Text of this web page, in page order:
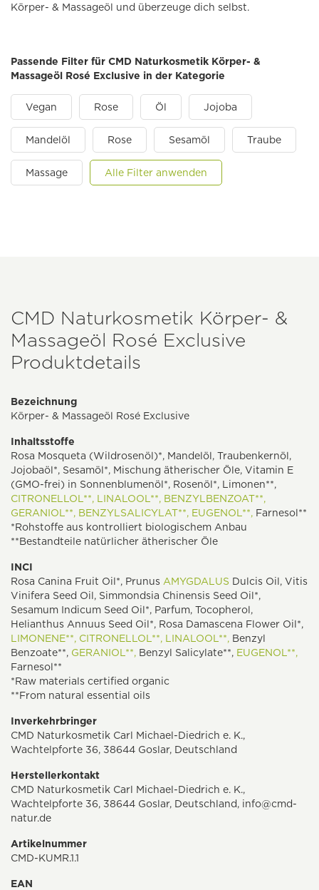
Körper- & Massageöl und überzeuge dich selbst.
Passende Filter für CMD Naturkosmetik Körper- &
Massageöl Rosé Exclusive in der Kategorie
Vegan Rose Öl Jojoba
Mandelöl Rose Sesamöl Traube
Massage Alle Filter anwenden
CMD Naturkosmetik Körper- &
Massageöl Rosé Exclusive
Produktdetails
Bezeichnung
Körper- & Massageöl Rosé Exclusive
Inhaltsstoffe
Rosa Mosqueta (Wildrosenöl)*, Mandelöl, Traubenkernöl,
Jojobaöl*, Sesamöl*, Mischung ätherischer Öle, Vitamin E
(GMO-frei) in Sonnenblumenöl*, Rosenöl*, Limonen**,
CITRONELLOL**, LINALOOL**, BENZYLBENZOAT**,
GERANIOL**, BENZYLSALICYLAT**, EUGENOL**, Farnesol**
*Rohstoffe aus kontrolliert biologischem Anbau
**Bestandteile natürlicher ätherischer Öle
INCI
Rosa Canina Fruit Oil*, Prunus AMYGDALUS Dulcis Oil, Vitis
Vinifera Seed Oil, Simmondsia Chinensis Seed Oil*,
Sesamum Indicum Seed Oil*, Parfum, Tocopherol,
Helianthus Annuus Seed Oil*, Rosa Damascena Flower Oil*,
LIMONENE**, CITRONELLOL**, LINALOOL**, Benzyl
Benzoate**, GERANIOL**, Benzyl Salicylate**, EUGENOL**,
Farnesol**
*Raw materials certified organic
**From natural essential oils
Inverkehrbringer
CMD Naturkosmetik Carl Michael-Diedrich e. K.,
Wachtelpforte 36, 38644 Goslar, Deutschland
Herstellerkontakt
CMD Naturkosmetik Carl Michael-Diedrich e. K.,
Wachtelpforte 36, 38644 Goslar, Deutschland, info@cmd-
natur.de
Artikelnummer
CMD-KUMR.1.1
EAN